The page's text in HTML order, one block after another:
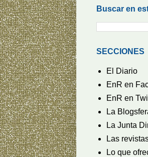
Buscar en
SECCIONES
El Diario
EnR en
EnR en
La
La Junta
Las
Lo que